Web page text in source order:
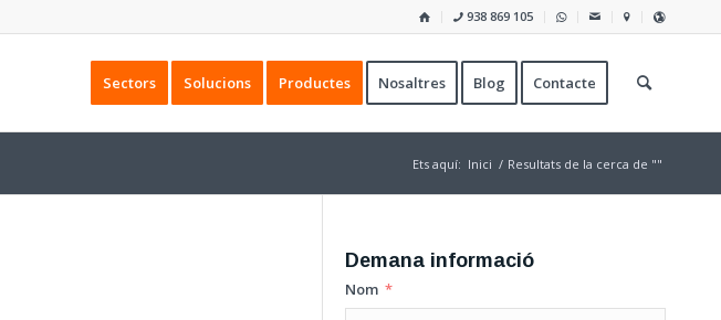
938 869 105
Sectors Solucions Productes Nosaltres Blog Contacte
Ets aquí: Inici / Resultats de la cerca de ""
Demana informació
Nom